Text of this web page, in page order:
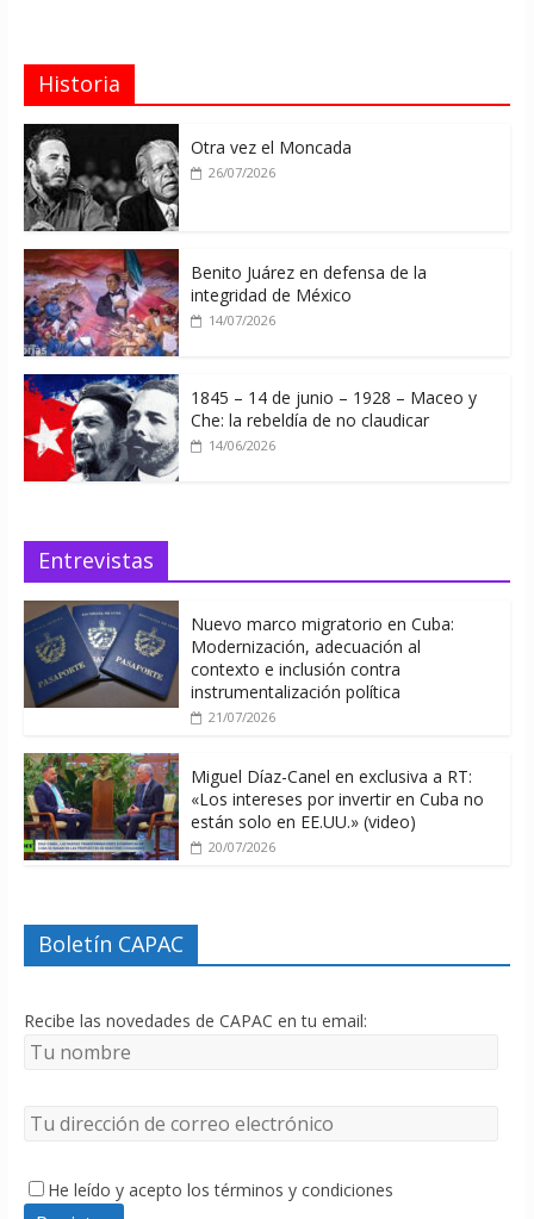
Historia
Otra vez el Moncada
26/07/2026
Benito Juárez en defensa de la
integridad de México
14/07/2026
1845 – 14 de junio – 1928 – Maceo y
Che: la rebeldía de no claudicar
14/06/2026
Entrevistas
Nuevo marco migratorio en Cuba:
Modernización, adecuación al
contexto e inclusión contra
instrumentalización política
21/07/2026
Miguel Díaz-Canel en exclusiva a RT:
«Los intereses por invertir en Cuba no
están solo en EE.UU.» (video)
20/07/2026
Boletín CAPAC
Recibe las novedades de CAPAC en tu email:
He leído y acepto los términos y condiciones